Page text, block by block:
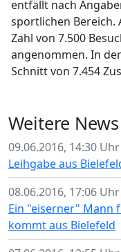
entfällt nach
sportlichen Bereich.
Zahl von 7.500
angenommen. In
Schnitt von 7.454
Weitere News
09.06.2016, 14:30 Uhr
Leihgabe aus
08.06.2016, 17:06 Uhr
Ein "eiserner" Mann
kommt aus Bielefeld